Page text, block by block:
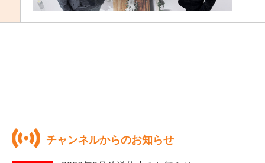
チャンネルからのお知らせ